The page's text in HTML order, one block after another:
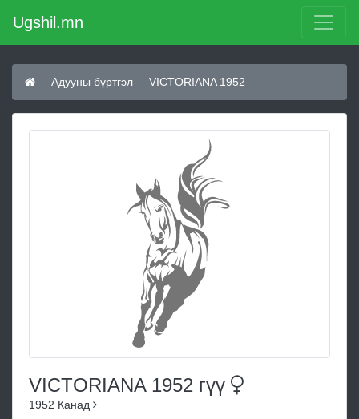
Ugshil.mn
Адууны бүртгэл VICTORIANA 1952
VICTORIANA 1952 гүү
1952 Канад